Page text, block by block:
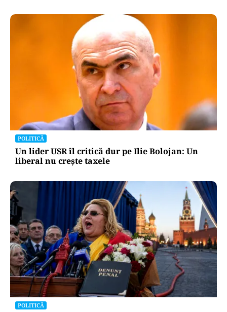
POLITICĂ
Un lider USR îl critică dur pe Ilie Bolojan: Un
liberal nu crește taxele
POLITICĂ